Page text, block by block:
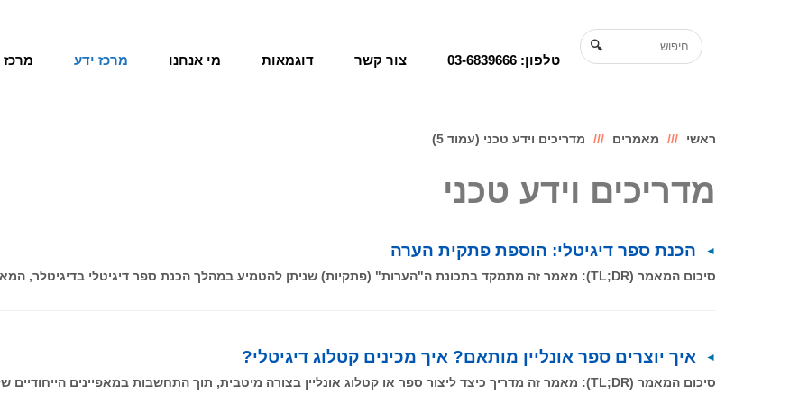
מרכז ידע מי אנחנו דוגמאות צור קשר טלפון: 03-6839666
🔍
ראשי מאמרים מדריכים וידע טכני (עמוד 5)
מדריכים וידע טכני
הכנת ספר דיגיטלי: הוספת פתקית הערה
סיכום המאמר (TL;DR): מאמר זה מתמקד בתכונת ה"הערות" (פתקיות) שניתן להטמיע במהלך הכנת ספר דיגיטלי בדיגיטלר, המאפשרת לקוראים להוסיף רשימות
איך יוצרים ספר אונליין מותאם? איך מכינים קטלוג דיגיטלי?
סיכום המאמר (TL;DR): מאמר זה מדריך כיצד ליצור ספר או קטלוג אונליין בצורה מיטבית, תוך התחשבות במאפיינים הייחודיים של המדיה